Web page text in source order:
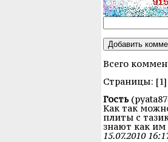
Всего
Cтраницы: [1]
Гость
Как так
плиты с
знают как им
15.07.2010